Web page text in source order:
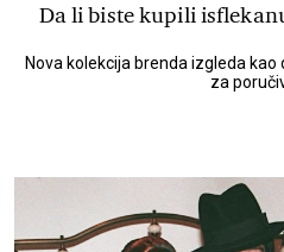
Da li biste kupili
Nova kolekcija brenda izgleda
za